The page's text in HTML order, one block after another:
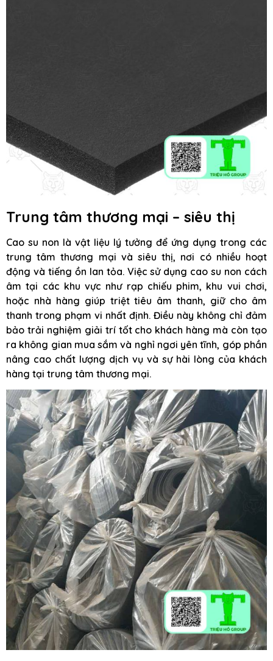
Trung tâm thương mại – siêu thị
Cao su non là vật liệu lý tưởng để ứng dụng trong các
trung tâm thương mại và siêu thị, nơi có nhiều hoạt
động và tiếng ồn lan tỏa. Việc sử dụng cao su non cách
âm tại các khu vực như rạp chiếu phim, khu vui chơi,
hoặc nhà hàng giúp triệt tiêu âm thanh, giữ cho âm
thanh trong phạm vi nhất định. Điều này không chỉ đảm
bảo trải nghiệm giải trí tốt cho khách hàng mà còn tạo
ra không gian mua sắm và nghỉ ngơi yên tĩnh, góp phần
nâng cao chất lượng dịch vụ và sự hài lòng của khách
hàng tại trung tâm thương mại.